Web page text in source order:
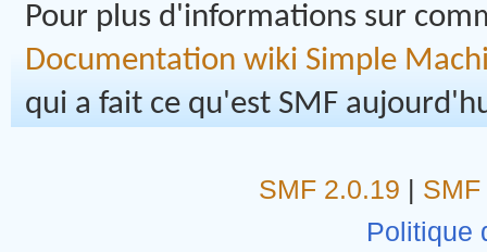
Pour plus d'informations sur
Documentation wiki Simple
qui a fait ce qu'est SMF
SMF 2.0.19 |
Politique